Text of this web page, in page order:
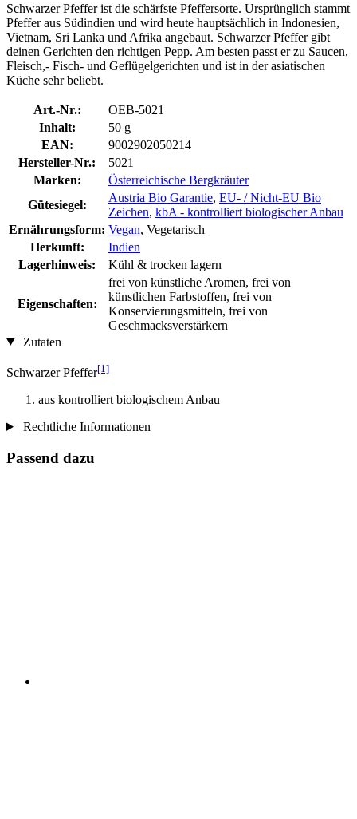
Schwarzer Pfeffer ist die schärfste Pfeffersorte. Ursprünglich stammt
Pfeffer aus Südindien und wird heute hauptsächlich in Indonesien,
Vietnam, Sri Lanka und Afrika angebaut. Schwarzer Pfeffer gibt
deinen Gerichten den richtigen Pepp. Am besten passt er zu Saucen,
Fleisch,- Fisch- und Geflügelgerichten und ist in der asiatischen
Küche sehr beliebt.
Art.-Nr.:
OEB-5021
Inhalt:
50 g
EAN:
9002902050214
Hersteller-Nr.:
5021
Marken:
Österreichische Bergkräuter
Gütesiegel:
Austria Bio Garantie, EU- / Nicht-EU Bio
Zeichen, kbA - kontrolliert biologischer Anbau
Ernährungsform: Vegan, Vegetarisch
Herkunft:
Indien
Lagerhinweis:
Kühl & trocken lagern
Eigenschaften:
frei von künstliche Aromen, frei von
künstlichen Farbstoffen, frei von
Konservierungsmitteln, frei von
Geschmacksverstärkern
Zutaten
Schwarzer Pfeffer[1]
aus kontrolliert biologischem Anbau
Rechtliche Informationen
Passend dazu